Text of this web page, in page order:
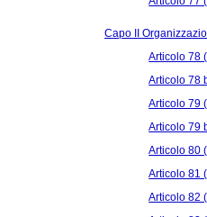
Capo II
Articolo 78
Articolo 78
Articolo 79
Articolo 79
Articolo 80
Articolo 81
Articolo 82